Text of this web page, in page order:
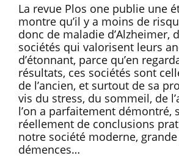
La revue Plos one publie une
montre qu’il y a moins de
donc de maladie d’Alzheimer,
sociétés qui valorisent leurs
d’étonnant, parce qu’en
résultats, ces sociétés sont
de l’ancien, et surtout de sa
vis du stress, du sommeil, de
l’on a parfaitement démontré,
réellement de conclusions
notre société moderne,
démences…